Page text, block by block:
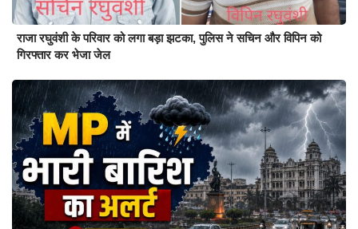
राजा रघुवंशी के परिवार को लगा बड़ा झटका, पुलिस ने सचिन और विपिन को
गिरफ्तार कर भेजा जेल